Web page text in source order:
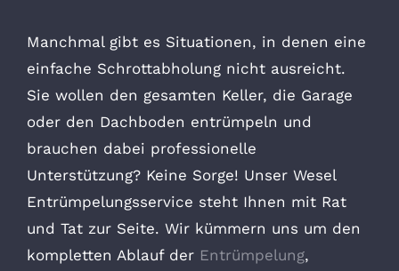
Manchmal gibt es Situationen, in denen eine
einfache Schrottabholung nicht ausreicht.
Sie wollen den gesamten Keller, die Garage
oder den Dachboden entrümpeln und
brauchen dabei professionelle
Unterstützung? Keine Sorge! Unser Wesel
Entrümpelungsservice steht Ihnen mit Rat
und Tat zur Seite. Wir kümmern uns um den
kompletten Ablauf der Entrümpelung,